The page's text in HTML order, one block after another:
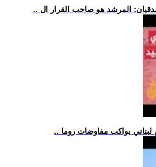
المرشد هو صاحب القرار ال
لبناني يواكب مفاوضات روما